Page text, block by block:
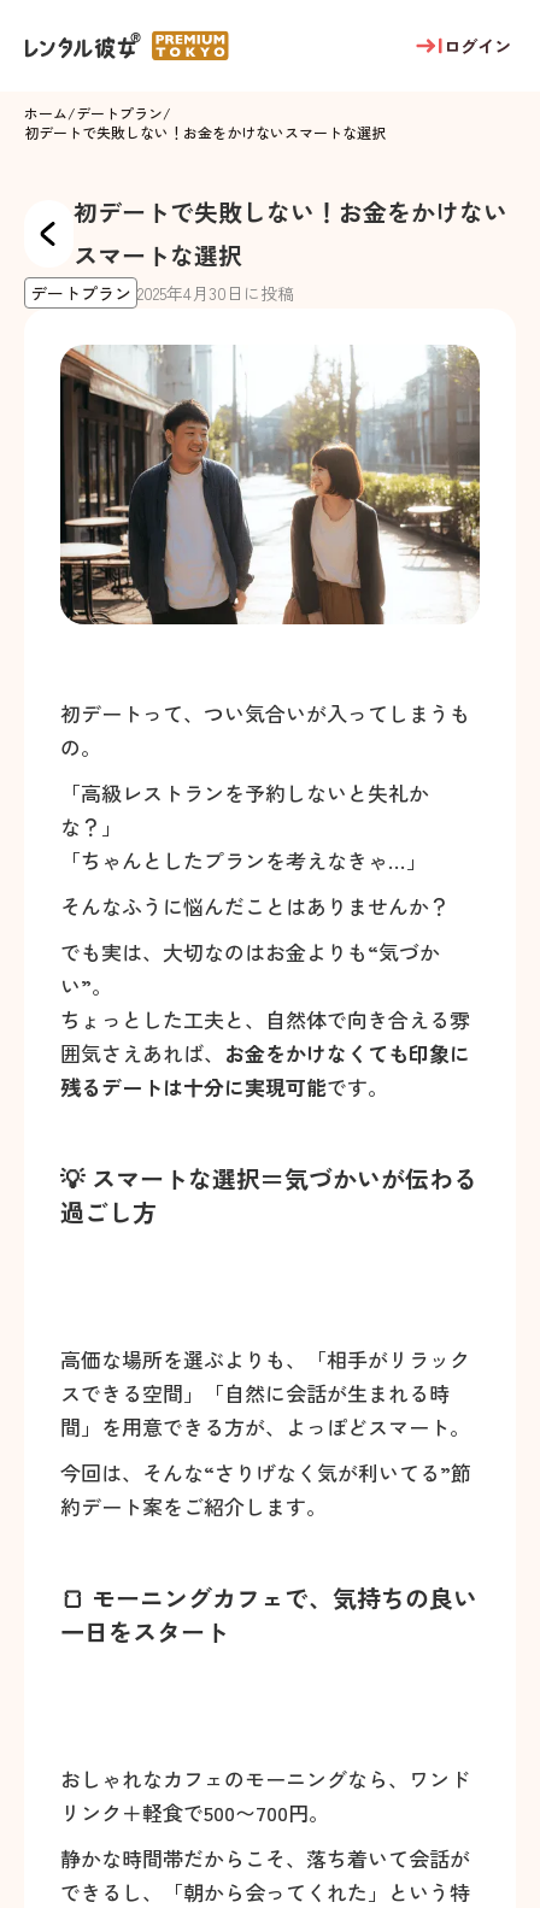
ログイン
ホーム/デートプラン/
初デートで失敗しない！お金をかけないスマートな選択
初デートで失敗しない！お金をかけない
スマートな選択
デートプラン 2025年4月 30 日に投稿
初デートって、つい気合いが入ってしまうも
の。
「高級レストランを予約しないと失礼か
な？」
「ちゃんとしたプランを考えなきゃ…」
そんなふうに悩んだことはありませんか？
でも実は、大切なのはお金よりも“気づか
い”。
ちょっとした工夫と、自然体で向き合える雰
囲気さえあれば、 お金をかけなくても印象に
残るデートは十分に実現可能です。
💡 スマートな選択＝気づかいが伝わる
過ごし方
高価な場所を選ぶよりも、「相手がリラック
スできる空間」「自然に会話が生まれる時
間」を用意できる方が、よっぽどスマート。
今回は、そんな“さりげなく気が利いてる”節
約デート案をご紹介します。
🍞 モーニングカフェで、気持ちの良い
一日をスタート
おしゃれなカフェのモーニングなら、ワンド
リンク＋軽食で500〜700円。
静かな時間帯だからこそ、落ち着いて会話が
できるし、「朝から会ってくれた」という特